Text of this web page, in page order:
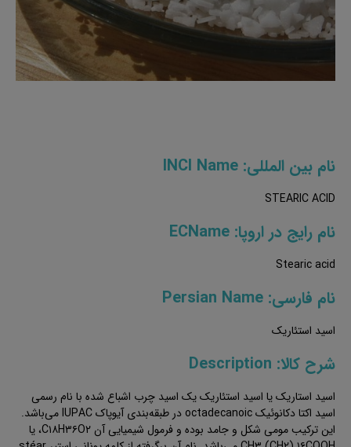
نام بین المللی: INCI Name
STEARIC ACID
نام رایج در اروپا: ECName
Stearic acid
نام فارسی: Persian Name
اسید استئاریک
شرح کالا: Description
اسید استاریک یا اسید استئاریک یک اسید چرب اشباع شده با نام رسمی
اسید اکتا دکانوئیک octadecanoic در طبقه‌بندی آیوپاک IUPAC می‌باشد.
این ترکیب مومی شکل و جامد بوده و فرمول شیمیایی آن C۱۸H۳۶O۲، یا